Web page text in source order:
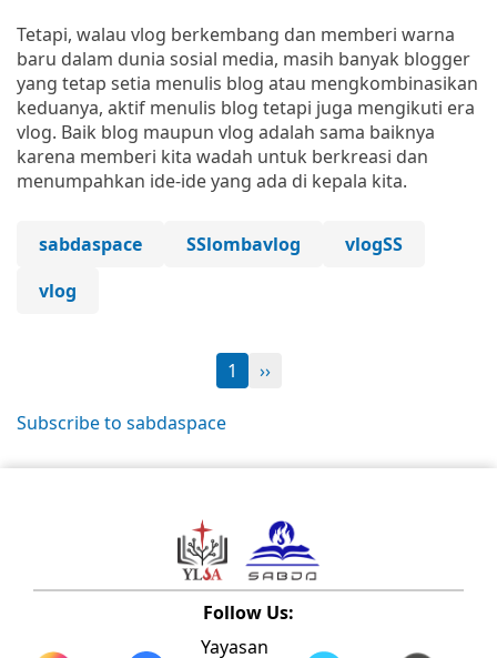
Tetapi, walau vlog berkembang dan memberi warna
baru dalam dunia sosial media, masih banyak blogger
yang tetap setia menulis blog atau mengkombinasikan
keduanya, aktif menulis blog tetapi juga mengikuti era
vlog. Baik blog maupun vlog adalah sama baiknya
karena memberi kita wadah untuk berkreasi dan
menumpahkan ide-ide yang ada di kepala kita.
sabdaspace SSlombavlog
vlogSS
vlog
1 ››
Subscribe to sabdaspace
Follow Us:
Yayasan